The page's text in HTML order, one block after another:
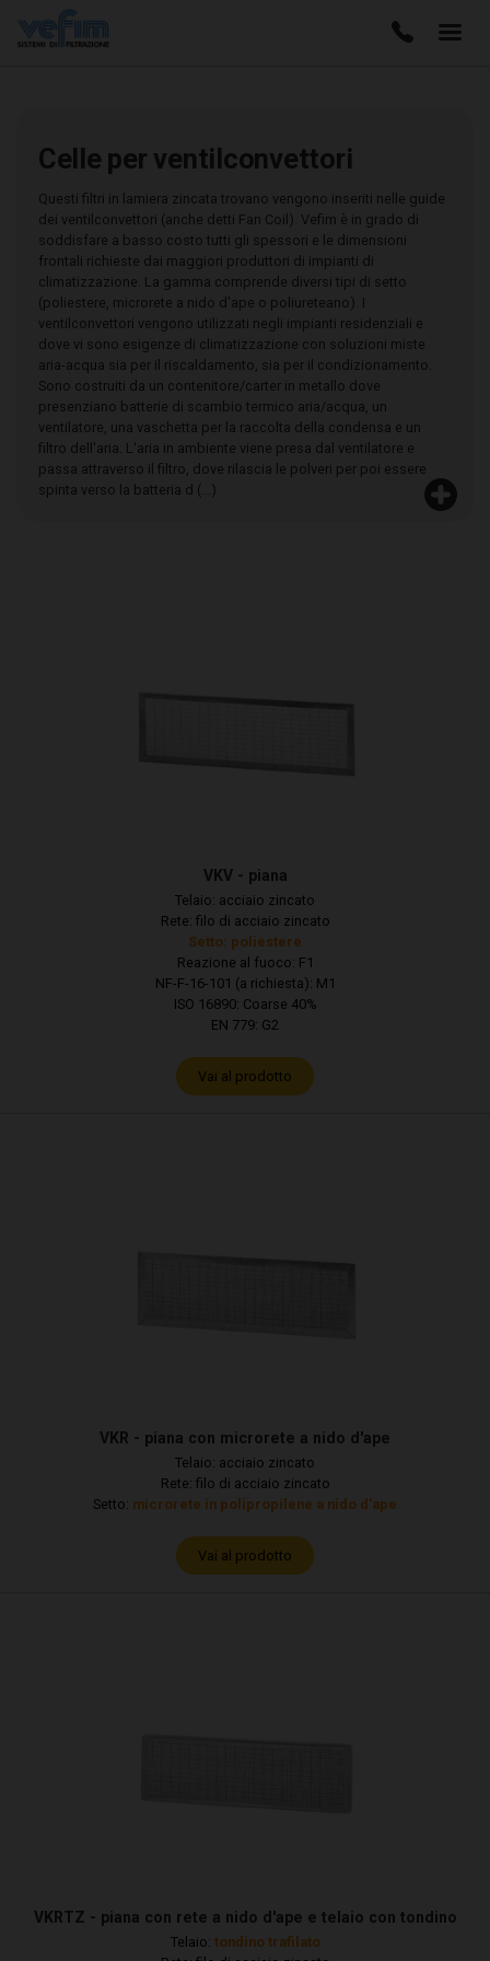
Celle per ventilconvettori
Questi filtri in lamiera zincata trovano vengono inseriti nelle guide
dei ventilconvettori (anche detti Fan Coil). Vefim è in grado di
soddisfare a basso costo tutti gli spessori e le dimensioni
frontali richieste dai maggiori produttori di impianti di
climatizzazione. La gamma comprende diversi tipi di setto
(poliestere, microrete a nido d'ape o poliureteano). I
ventilconvettori vengono utilizzati negli impianti residenziali e
dove vi sono esigenze di climatizzazione con soluzioni miste
aria-acqua sia per il riscaldamento, sia per il condizionamento.
Sono costruiti da un contenitore/carter in metallo dove
presenziano batterie di scambio termico aria/acqua, un
ventilatore, una vaschetta per la raccolta della condensa e un
filtro dell'aria. L'aria in ambiente viene presa dal ventilatore e
passa attraverso il filtro, dove rilascia le polveri per poi essere
spinta verso la batteria d (...)
VKV - piana
Telaio: acciaio zincato
Rete: filo di acciaio zincato
Setto: poliestere
Reazione al fuoco: F1
NF-F-16-101 (a richiesta): M1
ISO 16890: Coarse 40%
EN 779: G2
Vai al prodotto
VKR - piana con microrete a nido d'ape
Telaio: acciaio zincato
Rete: filo di acciaio zincato
Setto: microrete in polipropilene a nido d'ape
Vai al prodotto
VKRTZ - piana con rete a nido d'ape e telaio con tondino
Telaio: tondino trafilato